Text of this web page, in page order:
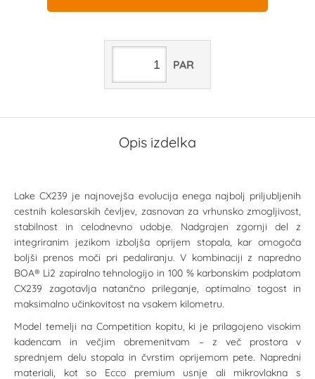
PAR
Opis izdelka
Lake CX239 je najnovejša evolucija enega najbolj priljubljenih
cestnih kolesarskih čevljev, zasnovan za vrhunsko zmogljivost,
stabilnost in celodnevno udobje. Nadgrajen zgornji del z
integriranim jezikom izboljša oprijem stopala, kar omogoča
boljši prenos moči pri pedaliranju. V kombinaciji z napredno
BOA® Li2 zapiralno tehnologijo in 100 % karbonskim podplatom
CX239 zagotavlja natančno prileganje, optimalno togost in
maksimalno učinkovitost na vsakem kilometru.
Model temelji na Competition kopitu, ki je prilagojeno visokim
kadencam in večjim obremenitvam – z več prostora v
sprednjem delu stopala in čvrstim oprijemom pete. Napredni
materiali, kot so Ecco premium usnje ali mikrovlakna s